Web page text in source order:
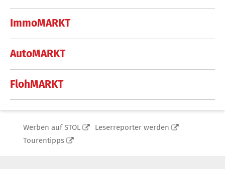
ImmoMARKT
AutoMARKT
FlohMARKT
Werben auf STOL
Leserreporter werden
Tourentipps